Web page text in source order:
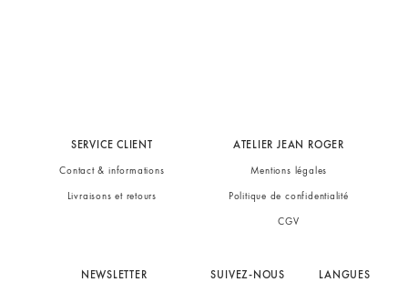
SERVICE CLIENT
Contact & informations
Livraisons et retours
ATELIER JEAN ROGER
Mentions légales
Politique de confidentialité
CGV
NEWSLETTER SUIVEZ-NOUS LANGUES